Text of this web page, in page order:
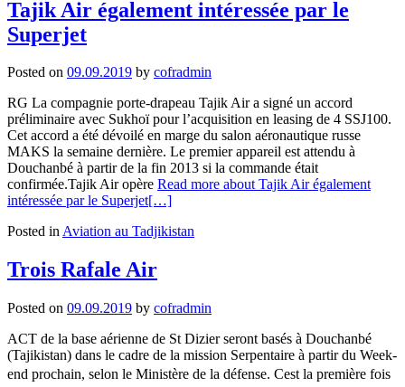
Tajik Air également intéressée par le
Superjet
Posted on 09.09.2019 by cofradmin
RG La compagnie porte-drapeau Tajik Air a signé un accord
préliminaire avec Sukhoï pour l’acquisition en leasing de 4 SSJ100.
Cet accord a été dévoilé en marge du salon aéronautique russe
MAKS la semaine dernière. Le premier appareil est attendu à
Douchanbé à partir de la fin 2013 si la commande était
confirmée.Tajik Air opère Read more about Tajik Air également
intéressée par le Superjet[…]
Posted inAviation au Tadjikistan
Trois Rafale Air
Posted on 09.09.2019 by cofradmin
ACT de la base aérienne de St Dizier seront basés à Douchanbé
(Tajikistan) dans le cadre de la mission Serpentaire à partir du Week-
end prochain, selon le Ministère de la défense. Cest la première fois